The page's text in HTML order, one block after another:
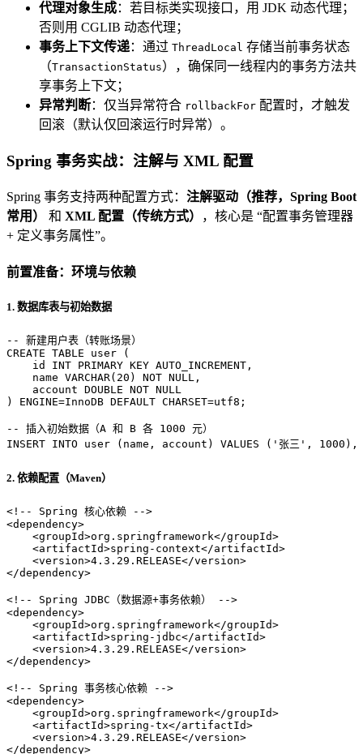
代理对象生成：若目标类实现接口，用 JDK 动态代理；
否则用 CGLIB 动态代理；
事务上下文传递：通过 ThreadLocal 存储当前事务状态
（TransactionStatus），确保同一线程内的事务方法共
享事务上下文；
异常判断：仅当异常符合 rollbackFor 配置时，才触发
回滚（默认仅回滚运行时异常）。
Spring 事务实战：注解与 XML 配置
Spring 事务支持两种配置方式： 注解驱动（推荐，Spring Boot
常用）
和 XML 配置（传统方式）
，核心是 “配置事务管理器
+ 定义事务属性”。
前置准备：环境与依赖
1. 数据库表与初始数据
-- 新建用户表（转账场景）
CREATE TABLE
user (
    id
INT PRIMARY KEY AUTO_INCREMENT,
    name
VARCHAR( 20 ) NOT NULL ,
    account
DOUBLE NOT NULL
) ENGINE=InnoDB DEFAULT CHARSET=utf8;
-- 插入初始数据（A 和 B 各 1000 元）
INSERT INTO
user (name, account) VALUES ( '张三' , 1000 ),
2. 依赖配置（Maven）
<!-- Spring 核心依赖 -->
<dependency>
<groupId>org.springframework</groupId>
<artifactId>spring-context</artifactId>
<version>4.3.29.RELEASE</version>
</dependency>
<!-- Spring JDBC（数据源+事务依赖） -->
<dependency>
<groupId>org.springframework</groupId>
<artifactId>spring-jdbc</artifactId>
<version>4.3.29.RELEASE</version>
</dependency>
<!-- Spring 事务核心依赖 -->
<dependency>
<groupId>org.springframework</groupId>
<artifactId>spring-tx</artifactId>
<version>4.3.29.RELEASE</version>
</dependency>